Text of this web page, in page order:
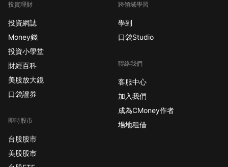
投資理財
投資網誌
Money錢
投資小學堂
財經百科
美股放大鏡
口袋證券
即時股市
台股股市
美股股市
跨領域學習
學到
口袋Studio
聯絡我們
客服中心
加入我們
成為CMoney作者
場地租借